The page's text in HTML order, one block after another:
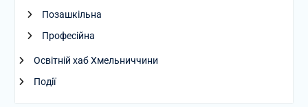
Позашкільна
Професійна
Освітній хаб Хмельниччини
Події